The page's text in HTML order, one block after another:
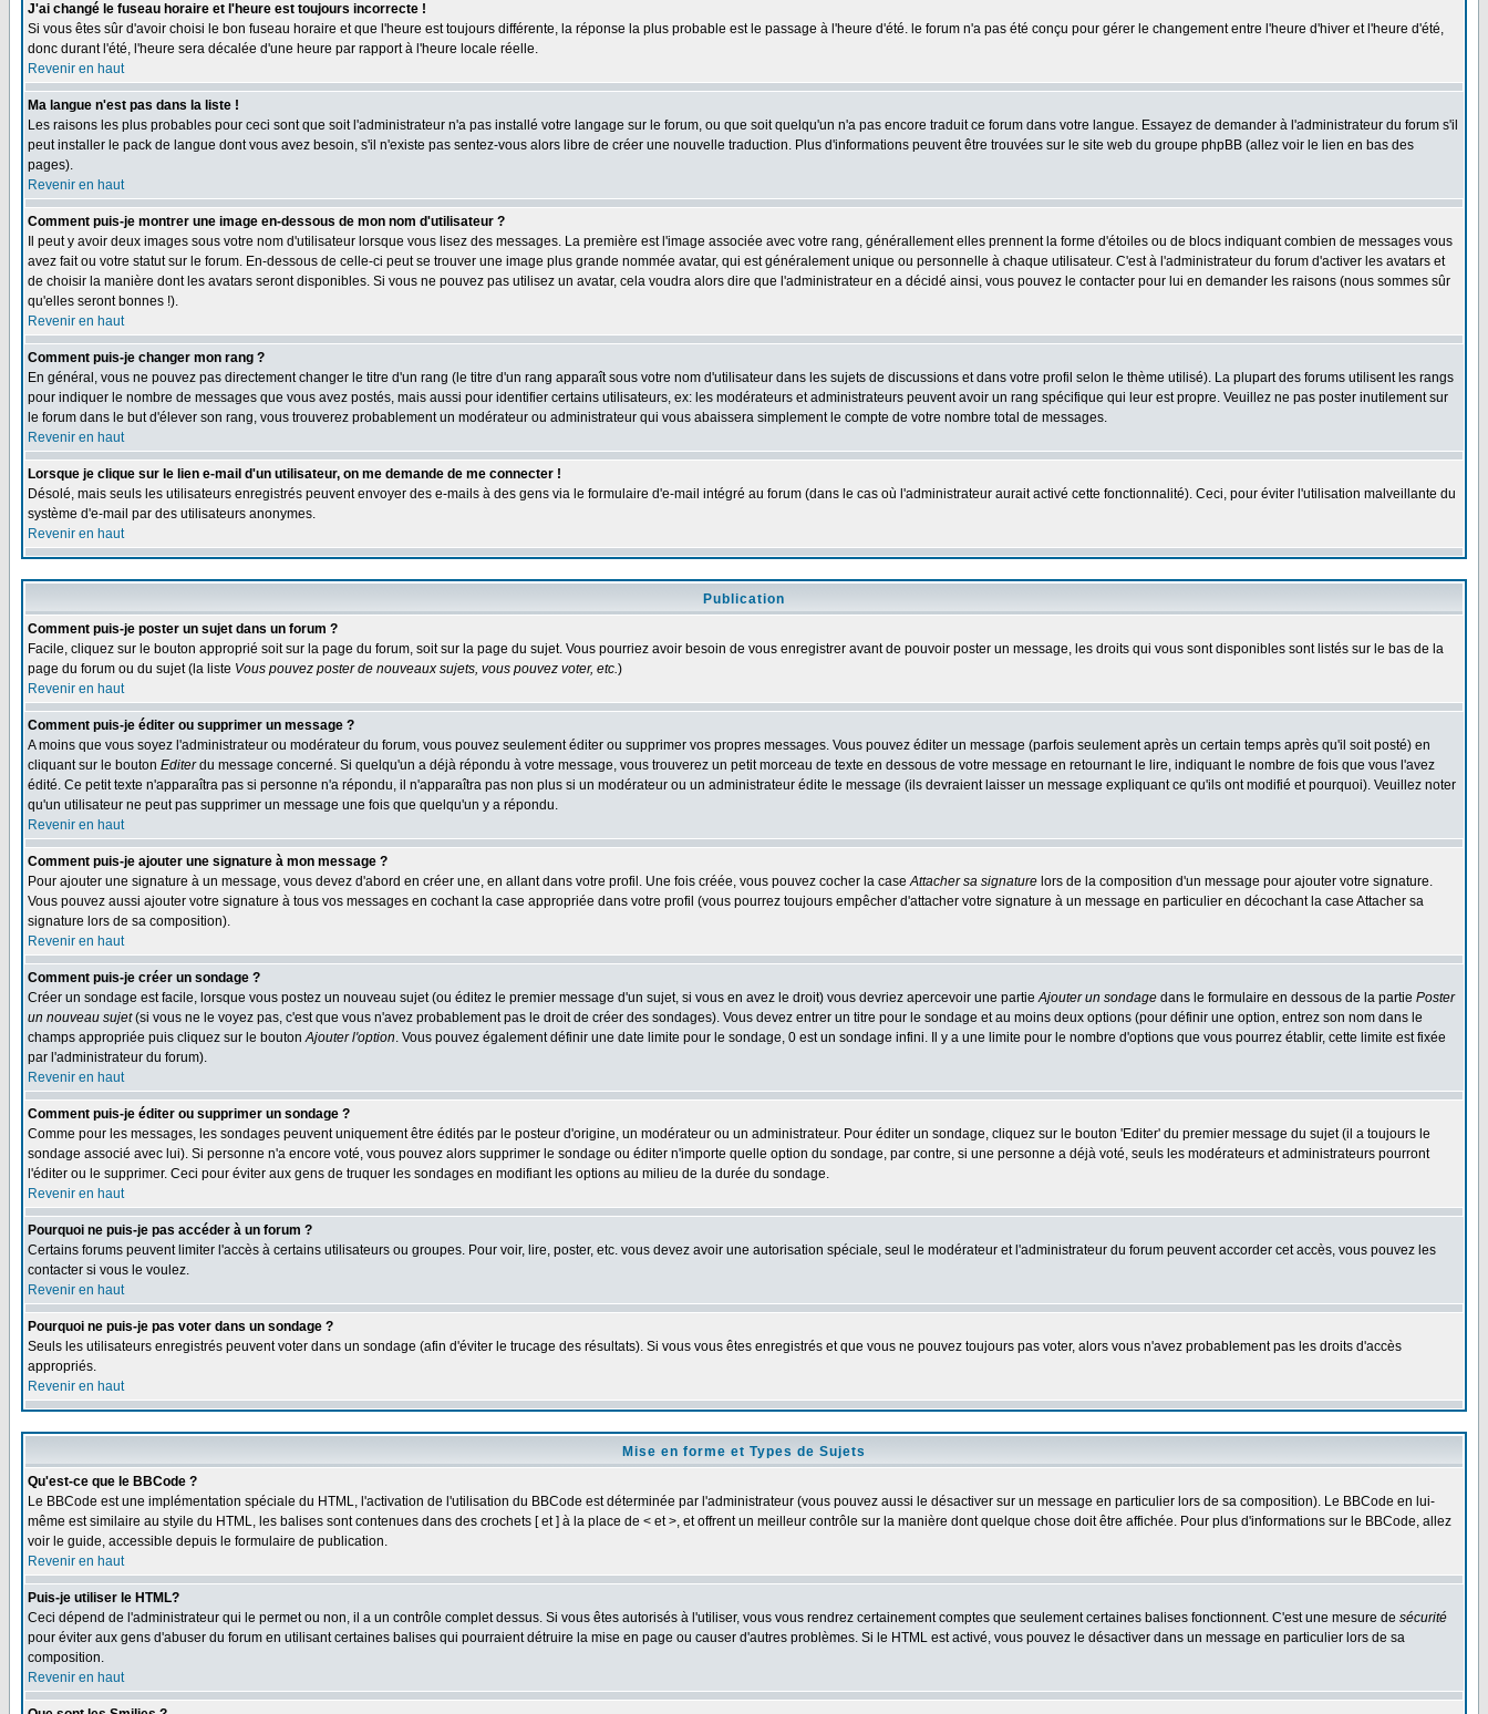
J'ai changé le fuseau horaire et l'heure est toujours incorrecte !
Si vous êtes sûr d'avoir choisi le bon fuseau horaire et que l'heure est toujours différente, la réponse la plus probable est le passage à l'heure d'été. le forum n'a pas été conçu pour gérer le changement entre l'heure d'hiver et l'heure d'été,
donc durant l'été, l'heure sera décalée d'une heure par rapport à l'heure locale réelle.
Revenir en haut
Ma langue n'est pas dans la liste !
Les raisons les plus probables pour ceci sont que soit l'administrateur n'a pas installé votre langage sur le forum, ou que soit quelqu'un n'a pas encore traduit ce forum dans votre langue. Essayez de demander à l'administrateur du forum s'il
peut installer le pack de langue dont vous avez besoin, s'il n'existe pas sentez-vous alors libre de créer une nouvelle traduction. Plus d'informations peuvent être trouvées sur le site web du groupe phpBB (allez voir le lien en bas des
pages).
Revenir en haut
Comment puis-je montrer une image en-dessous de mon nom d'utilisateur ?
Il peut y avoir deux images sous votre nom d'utilisateur lorsque vous lisez des messages. La première est l'image associée avec votre rang, générallement elles prennent la forme d'étoiles ou de blocs indiquant combien de messages vous
avez fait ou votre statut sur le forum. En-dessous de celle-ci peut se trouver une image plus grande nommée avatar, qui est généralement unique ou personnelle à chaque utilisateur. C'est à l'administrateur du forum d'activer les avatars et
de choisir la manière dont les avatars seront disponibles. Si vous ne pouvez pas utilisez un avatar, cela voudra alors dire que l'administrateur en a décidé ainsi, vous pouvez le contacter pour lui en demander les raisons (nous sommes sûr
qu'elles seront bonnes !).
Revenir en haut
Comment puis-je changer mon rang ?
En général, vous ne pouvez pas directement changer le titre d'un rang (le titre d'un rang apparaît sous votre nom d'utilisateur dans les sujets de discussions et dans votre profil selon le thème utilisé). La plupart des forums utilisent les rangs
pour indiquer le nombre de messages que vous avez postés, mais aussi pour identifier certains utilisateurs, ex: les modérateurs et administrateurs peuvent avoir un rang spécifique qui leur est propre. Veuillez ne pas poster inutilement sur
le forum dans le but d'élever son rang, vous trouverez probablement un modérateur ou administrateur qui vous abaissera simplement le compte de votre nombre total de messages.
Revenir en haut
Lorsque je clique sur le lien e-mail d'un utilisateur, on me demande de me connecter !
Désolé, mais seuls les utilisateurs enregistrés peuvent envoyer des e-mails à des gens via le formulaire d'e-mail intégré au forum (dans le cas où l'administrateur aurait activé cette fonctionnalité). Ceci, pour éviter l'utilisation malveillante du
système d'e-mail par des utilisateurs anonymes.
Revenir en haut
Publication
Comment puis-je poster un sujet dans un forum ?
Facile, cliquez sur le bouton approprié soit sur la page du forum, soit sur la page du sujet. Vous pourriez avoir besoin de vous enregistrer avant de pouvoir poster un message, les droits qui vous sont disponibles sont listés sur le bas de la
page du forum ou du sujet (la liste Vous pouvez poster de nouveaux sujets, vous pouvez voter, etc.)
Revenir en haut
Comment puis-je éditer ou supprimer un message ?
A moins que vous soyez l'administrateur ou modérateur du forum, vous pouvez seulement éditer ou supprimer vos propres messages. Vous pouvez éditer un message (parfois seulement après un certain temps après qu'il soit posté) en
cliquant sur le bouton Editerdu message concerné. Si quelqu'un a déjà répondu à votre message, vous trouverez un petit morceau de texte en dessous de votre message en retournant le lire, indiquant le nombre de fois que vous l'avez
édité. Ce petit texte n'apparaîtra pas si personne n'a répondu, il n'apparaîtra pas non plus si un modérateur ou un administrateur édite le message (ils devraient laisser un message expliquant ce qu'ils ont modifié et pourquoi). Veuillez noter
qu'un utilisateur ne peut pas supprimer un message une fois que quelqu'un y a répondu.
Revenir en haut
Comment puis-je ajouter une signature à mon message ?
Pour ajouter une signature à un message, vous devez d'abord en créer une, en allant dans votre profil. Une fois créée, vous pouvez cocher la caseAttacher sa signature lors de la composition d'un message pour ajouter votre signature.
Vous pouvez aussi ajouter votre signature à tous vos messages en cochant la case appropriée dans votre profil (vous pourrez toujours empêcher d'attacher votre signature à un message en particulier en décochant la case Attacher sa
signature lors de sa composition).
Revenir en haut
Comment puis-je créer un sondage ?
Créer un sondage est facile, lorsque vous postez un nouveau sujet (ou éditez le premier message d'un sujet, si vous en avez le droit) vous devriez apercevoir une partieAjouter un sondage dans le formulaire en dessous de la partie Poster
un nouveau sujet(si vous ne le voyez pas, c'est que vous n'avez probablement pas le droit de créer des sondages). Vous devez entrer un titre pour le sondage et au moins deux options (pour définir une option, entrez son nom dans le
champs appropriée puis cliquez sur le boutonAjouter l'option. Vous pouvez également définir une date limite pour le sondage, 0 est un sondage infini. Il y a une limite pour le nombre d'options que vous pourrez établir, cette limite est fixée
par l'administrateur du forum).
Revenir en haut
Comment puis-je éditer ou supprimer un sondage ?
Comme pour les messages, les sondages peuvent uniquement être édités par le posteur d'origine, un modérateur ou un administrateur. Pour éditer un sondage, cliquez sur le bouton 'Editer' du premier message du sujet (il a toujours le
sondage associé avec lui). Si personne n'a encore voté, vous pouvez alors supprimer le sondage ou éditer n'importe quelle option du sondage, par contre, si une personne a déjà voté, seuls les modérateurs et administrateurs pourront
l'éditer ou le supprimer. Ceci pour éviter aux gens de truquer les sondages en modifiant les options au milieu de la durée du sondage.
Revenir en haut
Pourquoi ne puis-je pas accéder à un forum ?
Certains forums peuvent limiter l'accès à certains utilisateurs ou groupes. Pour voir, lire, poster, etc. vous devez avoir une autorisation spéciale, seul le modérateur et l'administrateur du forum peuvent accorder cet accès, vous pouvez les
contacter si vous le voulez.
Revenir en haut
Pourquoi ne puis-je pas voter dans un sondage ?
Seuls les utilisateurs enregistrés peuvent voter dans un sondage (afin d'éviter le trucage des résultats). Si vous vous êtes enregistrés et que vous ne pouvez toujours pas voter, alors vous n'avez probablement pas les droits d'accès
appropriés.
Revenir en haut
Mise en forme et Types de Sujets
Qu'est-ce que le BBCode ?
Le BBCode est une implémentation spéciale du HTML, l'activation de l'utilisation du BBCode est déterminée par l'administrateur (vous pouvez aussi le désactiver sur un message en particulier lors de sa composition). Le BBCode en lui-
même est similaire au styile du HTML, les balises sont contenues dans des crochets [ et ] à la place de < et >, et offrent un meilleur contrôle sur la manière dont quelque chose doit être affichée. Pour plus d'informations sur le BBCode, allez
voir le guide, accessible depuis le formulaire de publication.
Revenir en haut
Puis-je utiliser le HTML?
Ceci dépend de l'administrateur qui le permet ou non, il a un contrôle complet dessus. Si vous êtes autorisés à l'utiliser, vous vous rendrez certainement comptes que seulement certaines balises fonctionnent. C'est une mesure de sécurité
pour éviter aux gens d'abuser du forum en utilisant certaines balises qui pourraient détruire la mise en page ou causer d'autres problèmes. Si le HTML est activé, vous pouvez le désactiver dans un message en particulier lors de sa
composition.
Revenir en haut